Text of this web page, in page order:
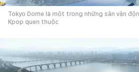
Tokyo Dome là một trong những sân vận
Kpop quen thuộc